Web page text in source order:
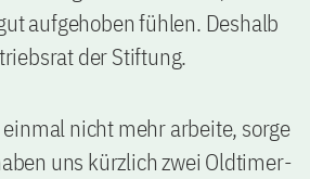
aufgehoben fühlen. Deshalb
der Stiftung.
nicht mehr arbeite, sorge
uns kürzlich zwei Oldtimer-